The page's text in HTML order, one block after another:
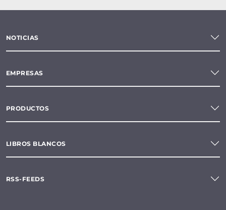
NOTICIAS
EMPRESAS
PRODUCTOS
LIBROS BLANCOS
RSS-FEEDS